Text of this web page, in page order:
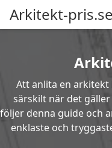
Arkitekt-pris.se
Att anlita en arkitekt
särskilt när det
följer denna guide och
enklaste och